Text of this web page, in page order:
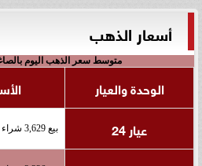
أسعار الذهب
متوسط سعر الذهب اليوم
الوحدة والعيار
عيار 24
بيع 3,629 شراء 3,686